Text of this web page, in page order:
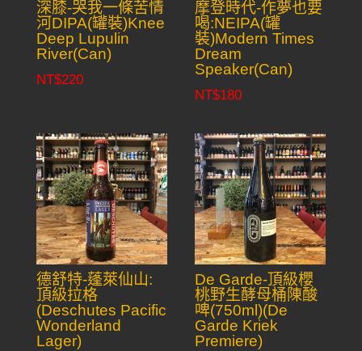
深膝-哭我一條苦情
河DIPA(罐裝)Knee
Deep Lupulin
River(Can)
NT$220
摩登時代-作夢也要
喝:NEIPA(罐
裝)Modern Times
Dream
Speaker(Can)
NT$180
德舒特-蓬萊仙山:
頂級拉格
(Deschutes Pacific
Wonderland
Lager)
De Garde-頂級櫻
桃野生酵母桶陳酸
啤(750ml)(De
Garde Kriek
Premiere)